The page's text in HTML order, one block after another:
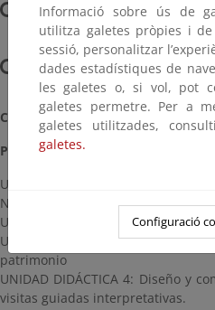
Capacitar a los/as
los principios teóricos de
ambiental en la función de
Formar en la aplicación de
educación ambiental.
CONTENIDOS:
Primera parte GENERICA: (50 horas)
UNIDAD DIDÁCTICA 1:
Nacionales
UNIDAD DIDÁCTICA 2: Uso
UNIDAD DIDÁCTICA 3
patrimonio
UNIDAD DIDÁCTICA 4: Diseño y
visitas guiadas interpretativas.
Informació sobre ús de
utilitza galetes pròpies i
sessió, personalitzar
dades estadístiques de
les galetes o, si vol, pot
galetes permetre. Per a
galetes utilitzades,
galetes.
Configuració